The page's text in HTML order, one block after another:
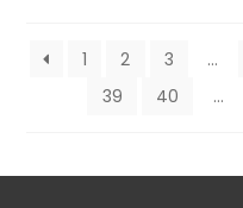
1 2 3 …
39
40 …